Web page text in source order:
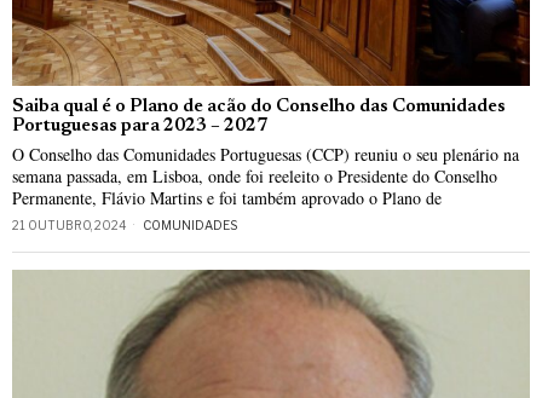
Saiba qual é o Plano de acão do Conselho das Comunidades
Portuguesas para 2023 – 2027
O Conselho das Comunidades Portuguesas (CCP) reuniu o seu plenário na
semana passada, em Lisboa, onde foi reeleito o Presidente do Conselho
Permanente, Flávio Martins e foi também aprovado o Plano de
21 OUTUBRO, 2024 COMUNIDADES